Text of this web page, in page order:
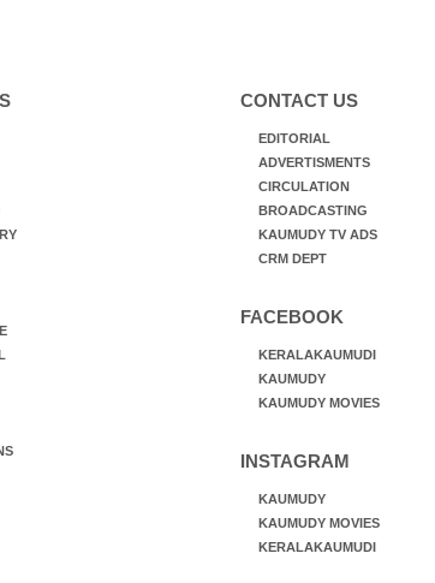
CONTACT US
EDITORIAL
ADVERTISMENTS
CIRCULATION
BROADCASTING
KAUMUDY TV ADS
CRM DEPT
FACEBOOK
KERALAKAUMUDI
KAUMUDY
KAUMUDY MOVIES
INSTAGRAM
KAUMUDY
KAUMUDY MOVIES
KERALAKAUMUDI